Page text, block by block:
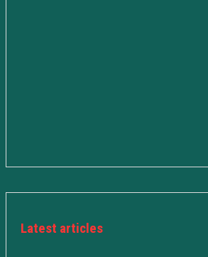
Latest articles